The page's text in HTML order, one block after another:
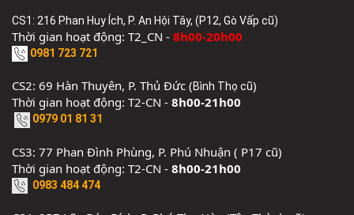
CS1: 216 Phan Huy Ích, P. An Hội Tây, (P12, Gò Vấp cũ)
Thời gian hoạt động: T2_CN - 8h00-20h00
0981 723 721
CS2: 69 Hàn Thuyên, P. Thủ Đức (Bình Thọ cũ)
Thời gian hoạt động: T2-CN - 8h00-21h00
0979 01 81 31
CS3: 77 Phan Đình Phùng, P. Phú Nhuận ( P17 cũ)
Thời gian hoạt động: T2-CN - 8h00-21h00
0983 484 474